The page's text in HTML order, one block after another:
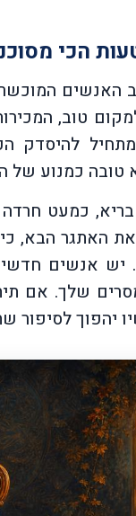
הכי
האנשים
טוב,
להיסדק
טובה כמנוע של
כמעט
האתגר הבא, כי
יש אנשים
שלך. אם
יהפוך